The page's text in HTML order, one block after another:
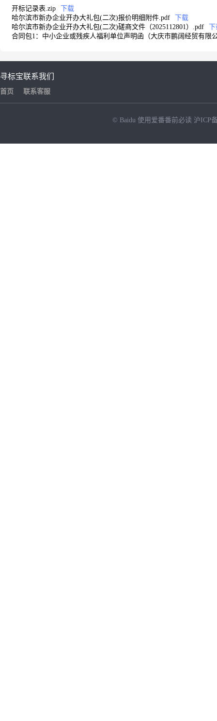
开标记录表.zip
下载
哈尔滨市新办企业开办大礼包(二次)报价明细附件.pdf
下载
哈尔滨市新办企业开办大礼包(二次)磋商文件（2025112801）.pdf
合同包1：中小企业或残疾人福利单位声明函（大庆市鹏阔经贸有限
寻标宝
首页
联系我们
联系客服
© Baidu 使用爱番番前必读 沪ICP